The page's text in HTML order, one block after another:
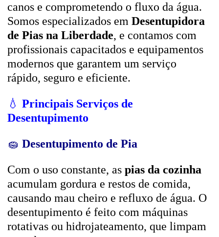
canos e comprometendo o fluxo da água.
Somos especializados em Desentupidora
de Pias na Liberdade, e contamos com
profissionais capacitados e equipamentos
modernos que garantem um serviço
rápido, seguro e eficiente.
💧 Principais Serviços de
Desentupimento
🧽 Desentupimento de Pia
Com o uso constante, as pias da cozinha
acumulam gordura e restos de comida,
causando mau cheiro e refluxo de água. O
desentupimento é feito com máquinas
rotativas ou hidrojateamento, que limpam